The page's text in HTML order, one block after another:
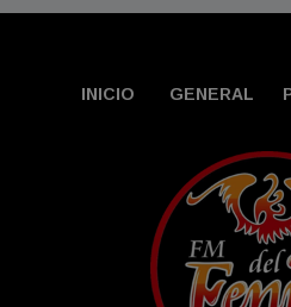
INICIO GENERAL